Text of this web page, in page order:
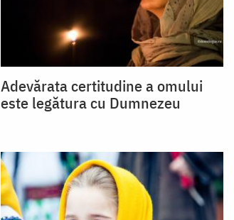
Adevărata certitudine a omului
este legătura cu Dumnezeu